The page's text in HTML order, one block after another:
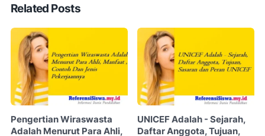
Related Posts
Pengertian Wiraswasta
Adalah Menurut Para Ahli,
UNICEF Adalah - Sejarah,
Daftar Anggota, Tujuan,